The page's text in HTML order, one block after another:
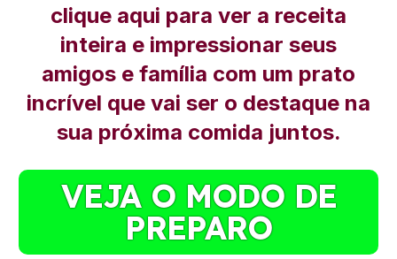
clique aqui para ver a receita
inteira e impressionar seus
amigos e família com um prato
incrível que vai ser o destaque na
sua próxima comida juntos.
VEJA O MODO DE
PREPARO